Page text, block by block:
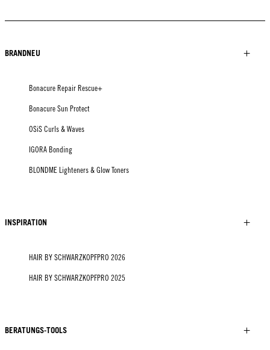
TUSH
BRANDNEU
Bonacure Repair Rescue+
Bonacure Sun Protect
OSiS Curls & Waves
IGORA Bonding
BLONDME Lighteners & Glow Toners
INSPIRATION
HAIR BY SCHWARZKOPFPRO 2026
HAIR BY SCHWARZKOPFPRO 2025
BERATUNGS-TOOLS